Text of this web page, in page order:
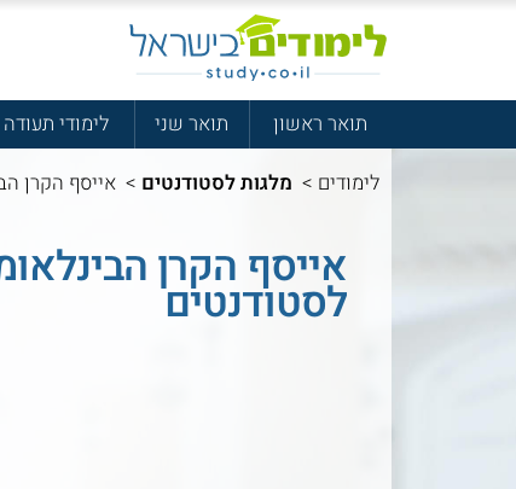
תואר ראשון תואר שני לימודי תעודה
לימודים > מלגות לסטודנטים > אייסף הקרן
אייסף הקרן
לסטודנטים